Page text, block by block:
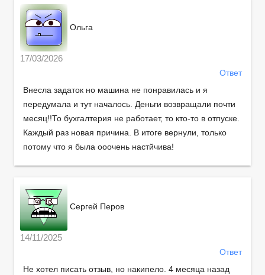
Ольга
17/03/2026
Ответ
Внесла задаток но машина не понравилась и я
передумала и тут началось. Деньги возвращали почти
месяц!!То бухгалтерия не работает, то кто-то в отпуске.
Каждый раз новая причина. В итоге вернули, только
потому что я была ооочень настйчива!
Сергей Перов
14/11/2025
Ответ
Не хотел писать отзыв, но накипело. 4 месяца назад